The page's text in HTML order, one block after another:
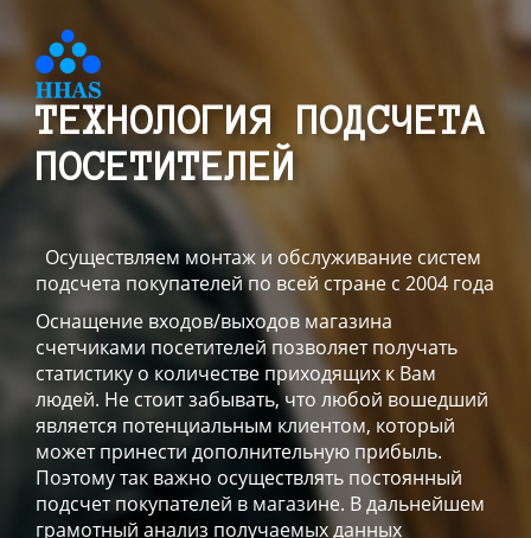
ТЕХНОЛОГИЯ ПОДСЧЕТА
ПОСЕТИТЕЛЕЙ
Осуществляем монтаж и обслуживание систем
подсчета покупателей по всей стране с 2004 года
Оснащение входов/выходов магазина
счетчиками посетителей позволяет получать
статистику о количестве приходящих к Вам
людей. Не стоит забывать, что любой вошедший
является потенциальным клиентом, который
может принести дополнительную прибыль.
Поэтому так важно осуществлять постоянный
подсчет покупателей в магазине. В дальнейшем
грамотный анализ получаемых данных